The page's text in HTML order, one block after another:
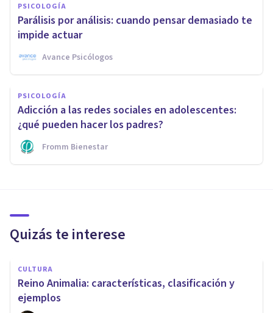
PSICOLOGÍA
Parálisis por análisis: cuando pensar demasiado te
impide actuar
Avance Psicólogos
PSICOLOGÍA
Adicción a las redes sociales en adolescentes:
¿qué pueden hacer los padres?
Fromm Bienestar
Quizás te interese
CULTURA
Reino Animalia: características, clasificación y
ejemplos